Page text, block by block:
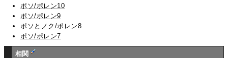
ポソ/ポレン10
ポソ/ポレン9
ポソとノク/ポレン8
ポソ/ポレン7
相関